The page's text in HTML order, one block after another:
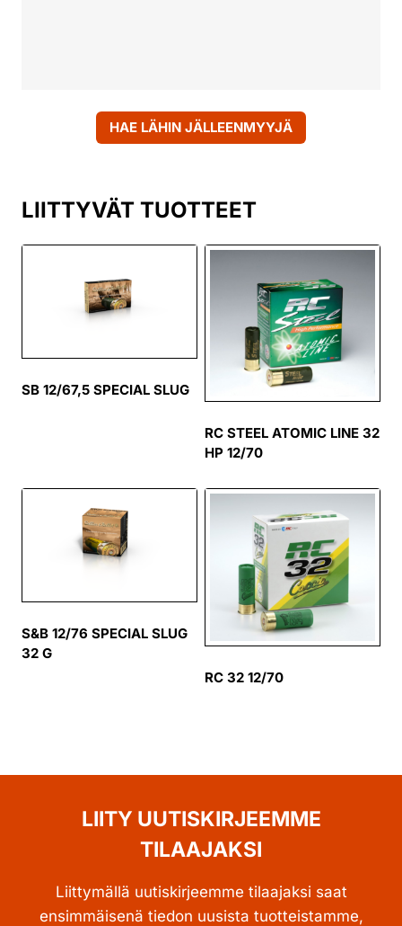
HAE LÄHIN JÄLLEENMYYJÄ
LIITTYVÄT TUOTTEET
SB 12/67,5 SPECIAL SLUG
RC STEEL ATOMIC LINE 32
HP 12/70
S&B 12/76 SPECIAL SLUG
32 G
RC 32 12/70
LIITY UUTISKIRJEEMME
TILAAJAKSI
Liittymällä uutiskirjeemme tilaajaksi saat
ensimmäisenä tiedon uusista tuotteistamme,